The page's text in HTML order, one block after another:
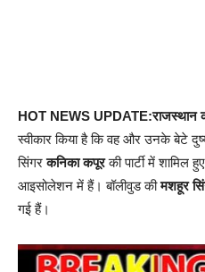
HOT NEWS UPDATE:राजस्थान
स्वीकार किया है कि वह और उनके बेटे
सिंगरकनिका कपूरकी पार्टी में शामिल
आइसोलेशन में हैं। बॉलीवुड कीमशहूर
गई हैं।